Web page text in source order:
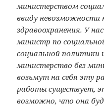
министерством
ввиду невозможности
здравоохранения. У
министр по
социальной политики
министерство без
возьмут на себя эту
работы существует,
возможно, что она